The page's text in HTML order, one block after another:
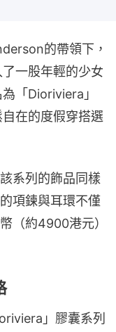
的帶領下，
一股年輕的少女
「Dioriviera」
在的度假穿搭選
系列的飾品同樣
項鍊與耳環不僅
（約4900港元）
」膠囊系列